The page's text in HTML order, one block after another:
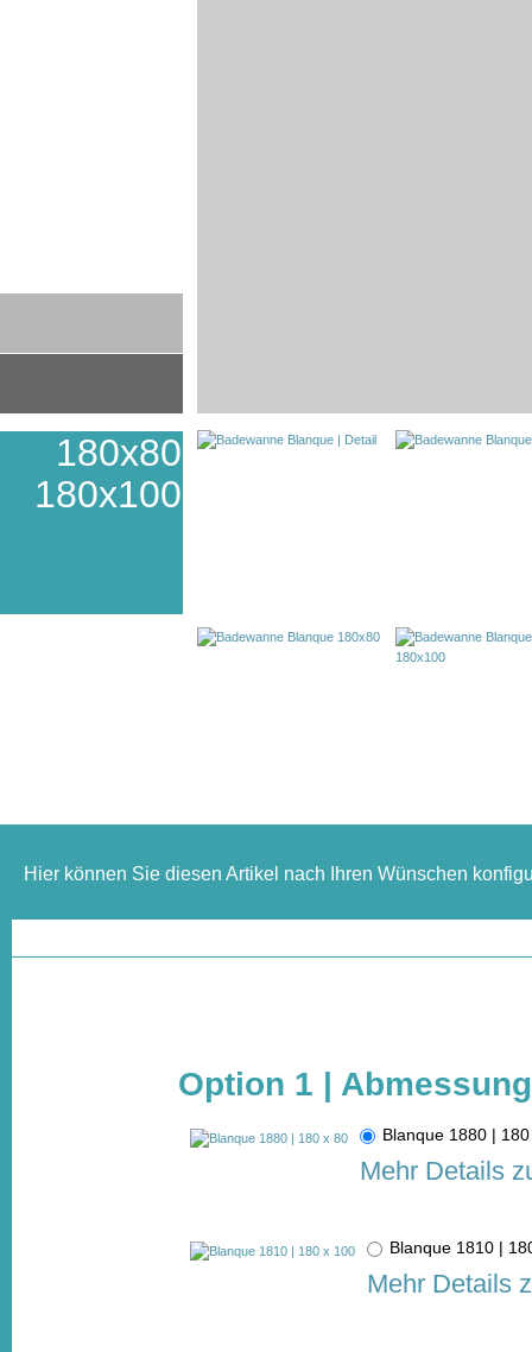
180x80
180x100
Hier können Sie diesen Artikel nach Ihren Wünschen
Option 1 |
Blanque 1880 |
Mehr Details
Blanque 1810 |
Mehr Details